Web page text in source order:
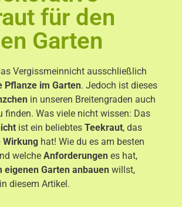
für den
Garten
Vergissmeinnicht ausschließlich
Pflanze im Garten. Jedoch ist dieses
in unseren Breitengraden auch
finden. Was viele nicht wissen: Das
ist ein beliebtes Teekraut, das
Wirkung hat! Wie du es am besten
welche Anforderungen es hat,
eigenen Garten anbauen willst,
diesem Artikel.